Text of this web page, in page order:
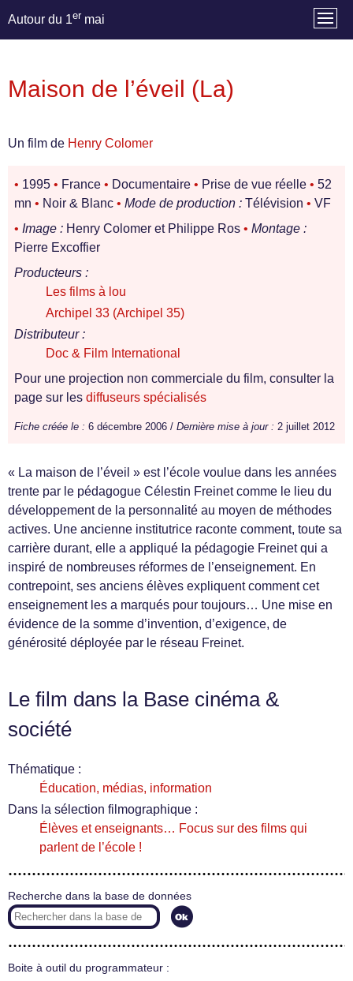
Autour du 1er mai
Maison de l’éveil (La)
Un film de Henry Colomer
• 1995 • France • Documentaire • Prise de vue réelle • 52
mn • Noir & Blanc • Mode de production : Télévision • VF
• Image : Henry Colomer et Philippe Ros • Montage :
Pierre Excoffier
Producteurs :
Les films à lou
Archipel 33 (Archipel 35)
Distributeur :
Doc & Film International
Pour une projection non commerciale du film, consulter la
page sur les diffuseurs spécialisés
Fiche créée le : 6 décembre 2006 / Dernière mise à jour : 2 juillet 2012
« La maison de l’éveil » est l’école voulue dans les années
trente par le pédagogue Célestin Freinet comme le lieu du
développement de la personnalité au moyen de méthodes
actives. Une ancienne institutrice raconte comment, toute sa
carrière durant, elle a appliqué la pédagogie Freinet qui a
inspiré de nombreuses réformes de l’enseignement. En
contrepoint, ses anciens élèves expliquent comment cet
enseignement les a marqués pour toujours… Une mise en
évidence de la somme d’invention, d’exigence, de
générosité déployée par le réseau Freinet.
Le film dans la Base cinéma &
société
Thématique :
Éducation, médias, information
Dans la sélection filmographique :
Élèves et enseignants… Focus sur des films qui
parlent de l’école !
Recherche dans la base de données
Boite à outil du programmateur :